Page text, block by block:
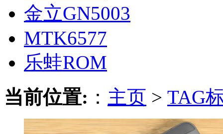
金立GN5003
MTK6577
乐蛙ROM
当前位置: ： 主页 > TAG